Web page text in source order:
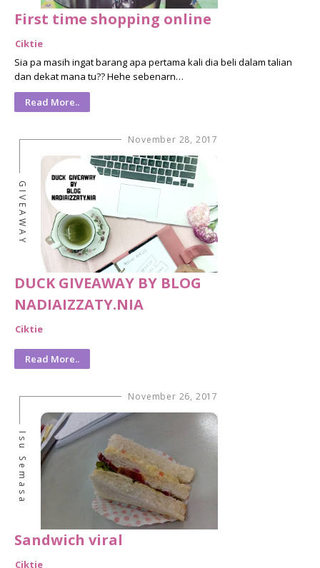
First time shopping online
Ciktie
Sia pa masih ingat barang apa pertama kali dia beli dalam talian
dan dekat mana tu?? Hehe sebenarn…
Read More..
November 28, 2017
GIVEAWAY
DUCK GIVEAWAY BY BLOG
NADIAIZZATY.NIA
Ciktie
Read More..
November 26, 2017
Isu Semasa
Sandwich viral
Ciktie